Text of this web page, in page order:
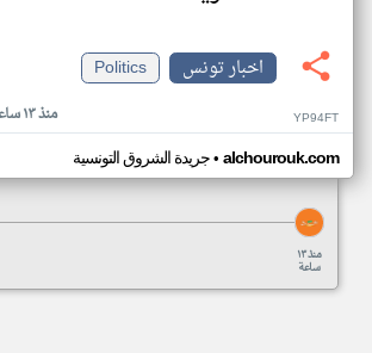
اخبار تونس
Politics
منذ ١٣ ساعة YP94FT
جريدة الشروق التونسية• alchourouk.com
منذ ١٣
ساعة